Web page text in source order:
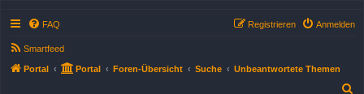
FAQ Anmelden
Registrieren
Smartfeed
Portal Portal Foren-Übersicht Suche
Unbeantwortete Themen